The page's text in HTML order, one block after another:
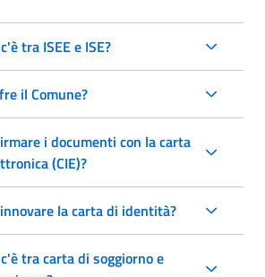
tra ISEE e ISE?
il Comune?
i documenti con la carta
(CIE)?
la carta di identità?
tra carta di soggiorno e